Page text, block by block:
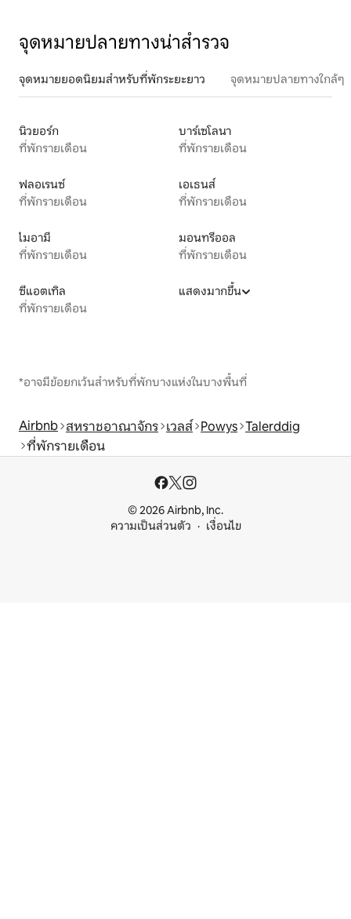
จุดหมายปลายทางน่าสำรวจ
จุดหมายยอดนิยมสำหรับที่พักระยะยาว จุดหมายปลายทางใกล้ๆ
นิวยอร์ก
ที่พักรายเดือน
บาร์เซโลนา
ที่พักรายเดือน
ฟลอเรนซ์
ที่พักรายเดือน
เอเธนส์
ที่พักรายเดือน
ไมอามี
ที่พักรายเดือน
มอนทรีออล
ที่พักรายเดือน
ซีแอตเทิล
ที่พักรายเดือน
แสดงมากขึ้น
*อาจมีข้อยกเว้นสำหรับที่พักบางแห่งในบางพื้นที่
Airbnb สหราชอาณาจักร เวลส์ Powys Talerddig
ที่พักรายเดือน
© 2026 Airbnb, Inc.
ความเป็นส่วนตัว
เงื่อนไข